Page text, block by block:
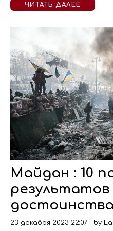
ЧИТАТЬ ДАЛЕЕ
Майдан : 10
достоинства
23 декабря 2023 22:07 by